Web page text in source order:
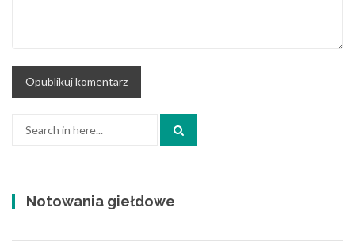
Notowania giełdowe